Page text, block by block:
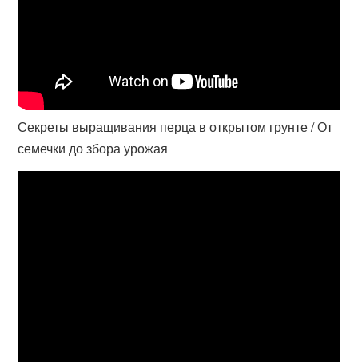
Секреты выращивания перца в открытом грунте / От
семечки до збора урожая